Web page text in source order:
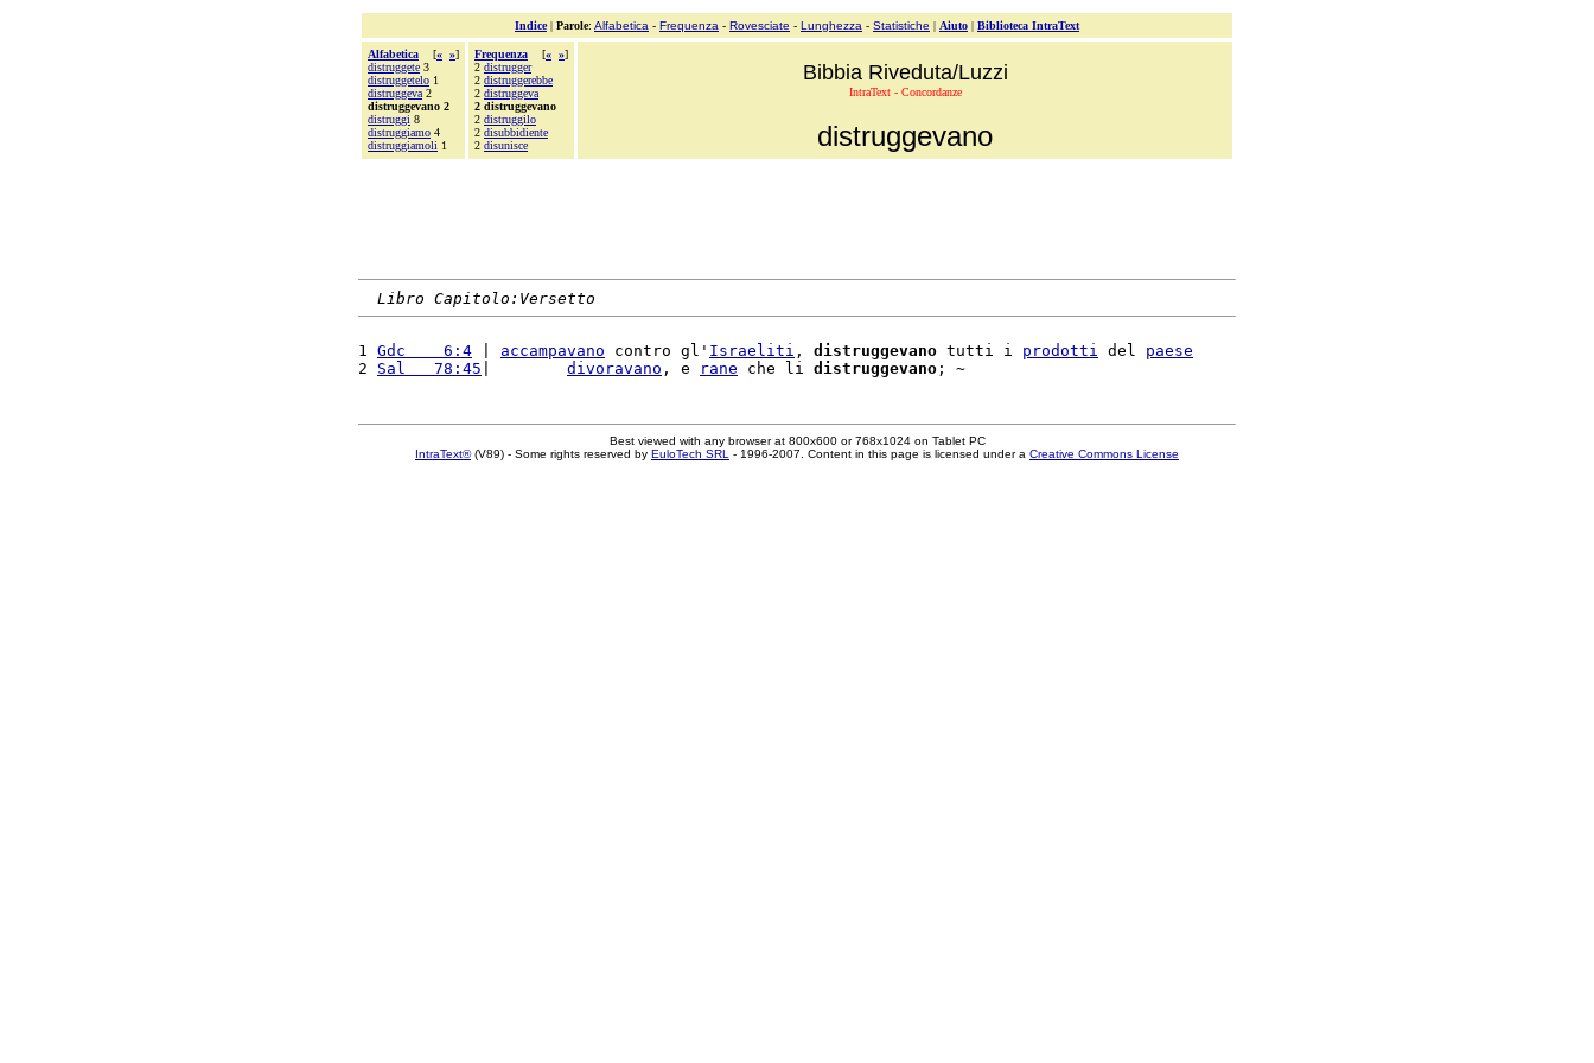
Indice| Parole: Alfabetica - Frequenza - Rovesciate - Lunghezza - Statistiche | Aiuto | Biblioteca IntraText
Alfabetica [« »]
distruggete 3
distruggetelo 1
distruggeva 2
distruggevano 2
distruggi 8
distruggiamo 4
distruggiamoli 1
Frequenza [« »]
2 distrugger
2 distruggerebbe
2 distruggeva
2 distruggevano
2 distruggilo
2 disubbidiente
2 disunisce
Bibbia Riveduta/Luzzi
IntraText - Concordanze
distruggevano
Libro Capitolo:Versetto
1 Gdc    6:4 accampavano contro gl' Israeliti , distruggevano tutti i prodotti del paese
2 Sal   78:45 divoravano , e rane che li distruggevano
Best viewed with any browser at 800x600 or 768x1024 on Tablet PC
IntraText®(V89) - Some rights reserved by EuloTech SRL - 1996-2007. Content in this page is licensed under a Creative Commons License